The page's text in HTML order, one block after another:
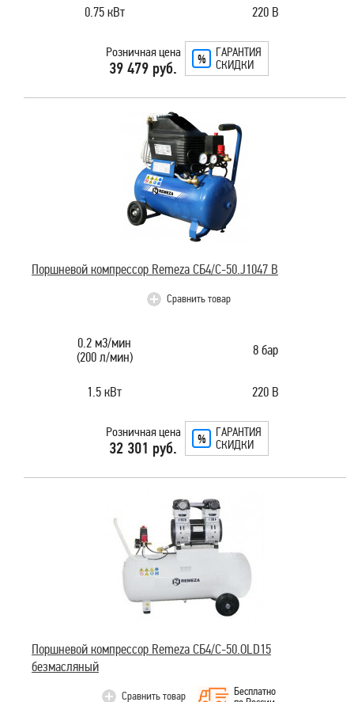
0.75 кВт 220 В
Розничная цена
39 479 руб.
ГАРАНТИЯ
СКИДКИ
Поршневой компрессор Remeza СБ4/С-50.J1047 B
Сравнить товар
0.2 м3/мин
(200 л/мин)
8 бар
1.5 кВт 220 В
Розничная цена
32 301 руб.
ГАРАНТИЯ
СКИДКИ
Поршневой компрессор Remeza СБ4/C-50.OLD15
безмасляный
Сравнить товар
Бесплатно